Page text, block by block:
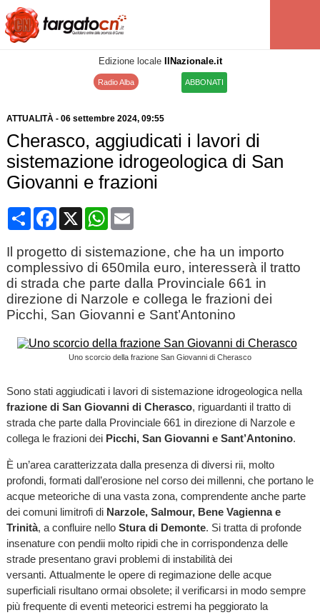
Edizione locale IlNazionale.it
Radio Alba ABBONATI
ATTUALITÀ- 06 settembre 2024, 09:55
Cherasco, aggiudicati i lavori di
sistemazione idrogeologica di San
Giovanni e frazioni
CondividiFacebook
X WhatsApp
Email
Il progetto di sistemazione, che ha un importo
complessivo di 650mila euro, interesserà il tratto
di strada che parte dalla Provinciale 661 in
direzione di Narzole e collega le frazioni dei
Picchi, San Giovanni e Sant’Antonino
Uno scorcio della frazione San Giovanni di Cherasco
Sono stati aggiudicati i lavori di sistemazione idrogeologica nella
frazione di San Giovanni di Cherasco, riguardanti il tratto di
strada che parte dalla Provinciale 661 in direzione di Narzole e
collega le frazioni dei Picchi, San Giovanni e Sant’Antonino.
È un’area caratterizzata dalla presenza di diversi rii, molto
profondi, formati dall’erosione nel corso dei millenni, che portano le
acque meteoriche di una vasta zona, comprendente anche parte
dei comuni limitrofi di Narzole, Salmour, Bene Vagienna e
Trinità, a confluire nello Stura di Demonte. Si tratta di profonde
insenature con pendii molto ripidi che in corrispondenza delle
strade presentano gravi problemi di instabilità dei
versanti. Attualmente le opere di regimazione delle acque
superficiali risultano ormai obsolete; il verificarsi in modo sempre
più frequente di eventi meteorici estremi ha peggiorato la